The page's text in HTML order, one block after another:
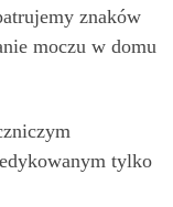
znaków
moczu w domu
tylko